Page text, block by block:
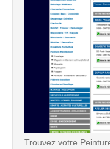
Trouvez votre